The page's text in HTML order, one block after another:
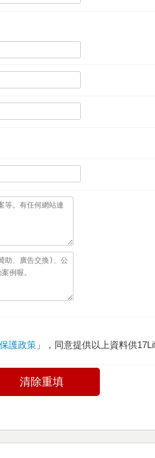
護政策 」，同意提供以上資料供
清除重填